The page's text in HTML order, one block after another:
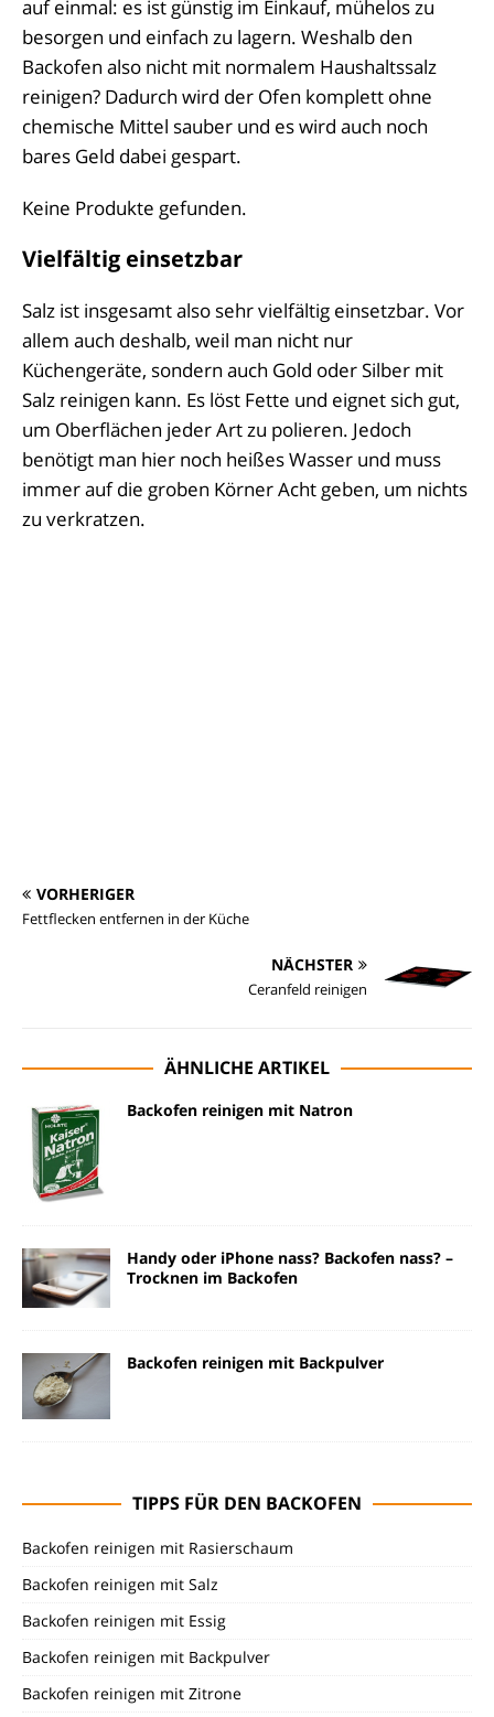
auf einmal: es ist günstig im Einkauf, mühelos zu
besorgen und einfach zu lagern. Weshalb den
Backofen also nicht mit normalem Haushaltssalz
reinigen? Dadurch wird der Ofen komplett ohne
chemische Mittel sauber und es wird auch noch
bares Geld dabei gespart.
Keine Produkte gefunden.
Vielfältig einsetzbar
Salz ist insgesamt also sehr vielfältig einsetzbar. Vor
allem auch deshalb, weil man nicht nur
Küchengeräte, sondern auch Gold oder Silber mit
Salz reinigen kann. Es löst Fette und eignet sich gut,
um Oberflächen jeder Art zu polieren. Jedoch
benötigt man hier noch heißes Wasser und muss
immer auf die groben Körner Acht geben, um nichts
zu verkratzen.
VORHERIGER
Fettflecken entfernen in der Küche
NÄCHSTER
Ceranfeld reinigen
ÄHNLICHE ARTIKEL
Backofen reinigen mit Natron
Handy oder iPhone nass? Backofen nass? –
Trocknen im Backofen
Backofen reinigen mit Backpulver
TIPPS FÜR DEN BACKOFEN
Backofen reinigen mit Rasierschaum
Backofen reinigen mit Salz
Backofen reinigen mit Essig
Backofen reinigen mit Backpulver
Backofen reinigen mit Zitrone